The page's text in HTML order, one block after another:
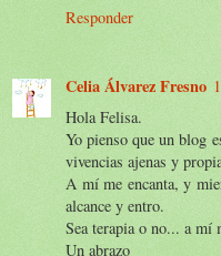
Responder
Celia Álvarez Fresno
Hola Felisa.
Yo pienso que un blog
vivencias ajenas y
A mí me encanta, y
alcance y entro.
Sea terapia o no... a mí
Un abrazo